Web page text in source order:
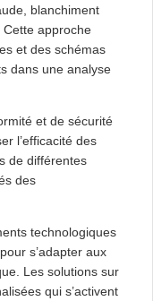
blanchiment
Cette approche
et des schémas
dans une analyse
et de sécurité
l’efficacité des
de différentes
des
technologiques
s’adapter aux
Les solutions sur
qui s’activent